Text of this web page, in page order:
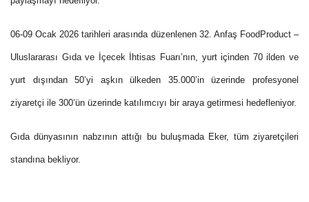
06-09 Ocak 2026 tarihleri arasında düzenlenen 32. Anfaş FoodProduct –
Uluslararası Gıda ve İçecek İhtisas Fuarı’nın, yurt içinden 70 ilden ve
yurt dışından 50’yi aşkın ülkeden 35.000’in üzerinde profesyonel
ziyaretçi ile 300’ün üzerinde katılımcıyı bir araya getirmesi hedefleniyor.
Gıda dünyasının nabzının attığı bu buluşmada Eker, tüm ziyaretçileri
standına bekliyor.